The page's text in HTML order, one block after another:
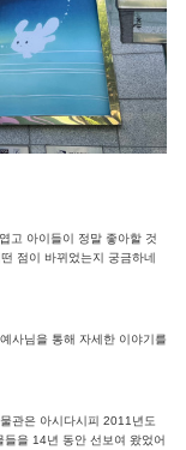
고 아이들이 정말 좋아할 것
점이 바뀌었는지 궁금하네
사님을 통해 자세한 이야기를
관은 아시다시피 2011년도
을 14년 동안 선보여 왔었어